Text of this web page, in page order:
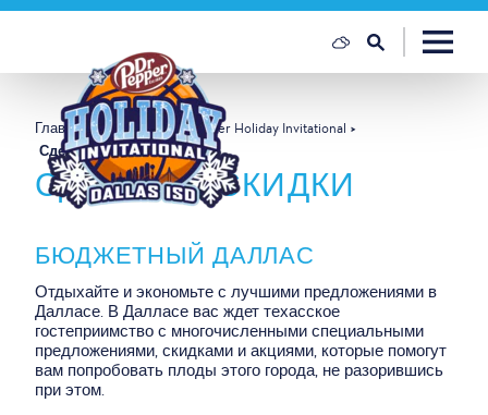
Главная
Dallas ISD Dr Pepper Holiday Invitational
Сделки и скидки
СДЕЛКИ И СКИДКИ
БЮДЖЕТНЫЙ ДАЛЛАС
Отдыхайте и экономьте с лучшими предложениями в
Далласе. В Далласе вас ждет техасское
гостеприимство с многочисленными специальными
предложениями, скидками и акциями, которые помогут
вам попробовать плоды этого города, не разорившись
при этом.